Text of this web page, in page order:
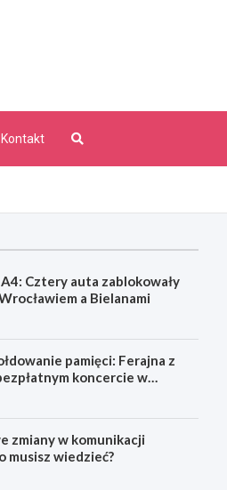
Kontakt
Cztery auta zablokowały
a Bielanami
pamięci: Ferajna z
koncercie w
zmiany w komunikacji
musisz wiedzieć?